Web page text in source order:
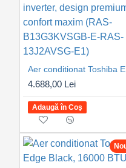
4.688,00 Lei
Adaugă în Coş